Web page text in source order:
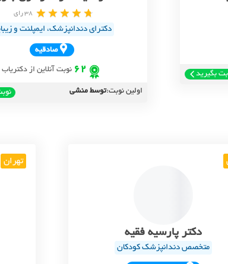
بگیرید
38 رای
دکترای دندانپزشک، ایمپلنت و
صادقيه
62 نوبت آنلاین از دکتریاب
اولین نوبت:توسط منشی
دکتر پارسیه فقیه
متخصص دندانپزشک کودکان
تهران